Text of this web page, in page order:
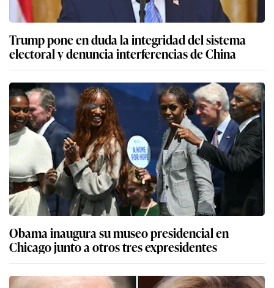
Trump pone en duda la integridad del sistema
electoral y denuncia interferencias de China
Obama inaugura su museo presidencial en
Chicago junto a otros tres expresidentes